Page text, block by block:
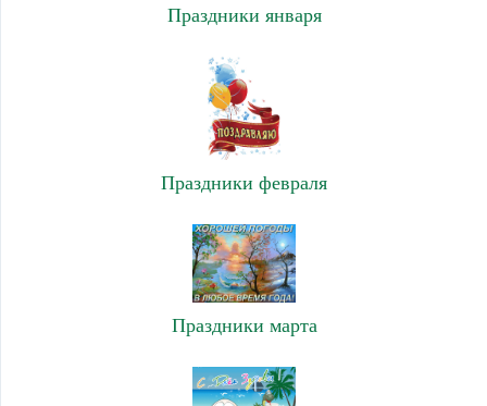
Праздники января
Праздники февраля
Праздники марта